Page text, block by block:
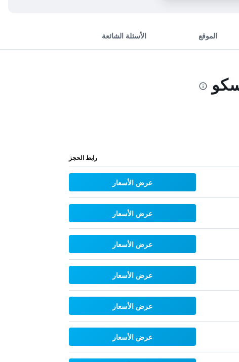
الموقع الأسئلة الشائعة
رابط الحجز
عرض الأسعار
عرض الأسعار
عرض الأسعار
عرض الأسعار
عرض الأسعار
عرض الأسعار